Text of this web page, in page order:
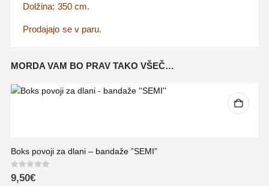
Dolžina: 350 cm.
Prodajajo se v paru.
MORDA VAM BO PRAV TAKO VŠEČ…
Boks povoji za dlani – bandaže ”SEMI”
0out of 5
9,50€